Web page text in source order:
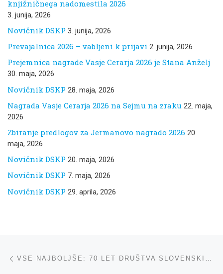
knjižničnega nadomestila 2026
3. junija, 2026
Novičnik DSKP 3. junija, 2026
Prevajalnica 2026 – vabljeni k prijavi 2. junija, 2026
Prejemnica nagrade Vasje Cerarja 2026 je Stana Anželj
30. maja, 2026
Novičnik DSKP 28. maja, 2026
Nagrada Vasje Cerarja 2026 na Sejmu na zraku 22. maja,
2026
Zbiranje predlogov za Jermanovo nagrado 2026 20.
maja, 2026
Novičnik DSKP 20. maja, 2026
Novičnik DSKP 7. maja, 2026
Novičnik DSKP 29. aprila, 2026
Navigacija med prispevki